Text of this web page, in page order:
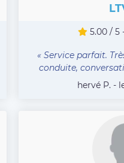
5.00 / 5
« Service parfait.
conduite,
hervé P. -